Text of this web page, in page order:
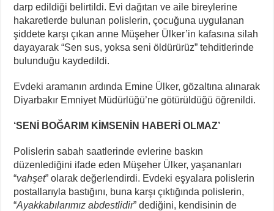
darp edildiği belirtildi. Evi dağıtan ve aile bireylerine
hakaretlerde bulunan polislerin, çocuğuna uygulanan
şiddete karşı çıkan anne Müşeher Ülker’in kafasına silah
dayayarak “Sen sus, yoksa seni öldürürüz” tehditlerinde
bulunduğu kaydedildi.
Evdeki aramanın ardında Emine Ülker, gözaltına alınarak
Diyarbakır Emniyet Müdürlüğü’ne götürüldüğü öğrenildi.
‘SENİ BOĞARIM KİMSENİN HABERİ OLMAZ’
Polislerin sabah saatlerinde evlerine baskın
düzenlediğini ifade eden Müşeher Ülker, yaşananları
“vahşet” olarak değerlendirdi. Evdeki eşyalara polislerin
postallarıyla bastığını, buna karşı çıktığında polislerin,
“Ayakkabılarımız abdestlidir” dediğini, kendisinin de